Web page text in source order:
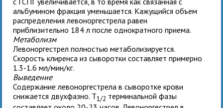
альбумином фракция уменьшается. Кажущийся объем
распределения левоноргестрела равен
приблизительно 184 л после однократного приема.
Метаболизм
Левоноргестрел полностью метаболизируется.
Скорость клиренса из сыворотки составляет примерно
1.3-1.6 мл/мин/кг.
Выведение
Содержание левоноргестрела в сыворотке крови
снижается двухфазно. T1/2 терминальной фазы